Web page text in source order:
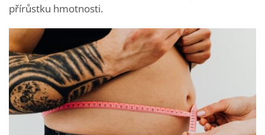
přírůstku hmotnosti.